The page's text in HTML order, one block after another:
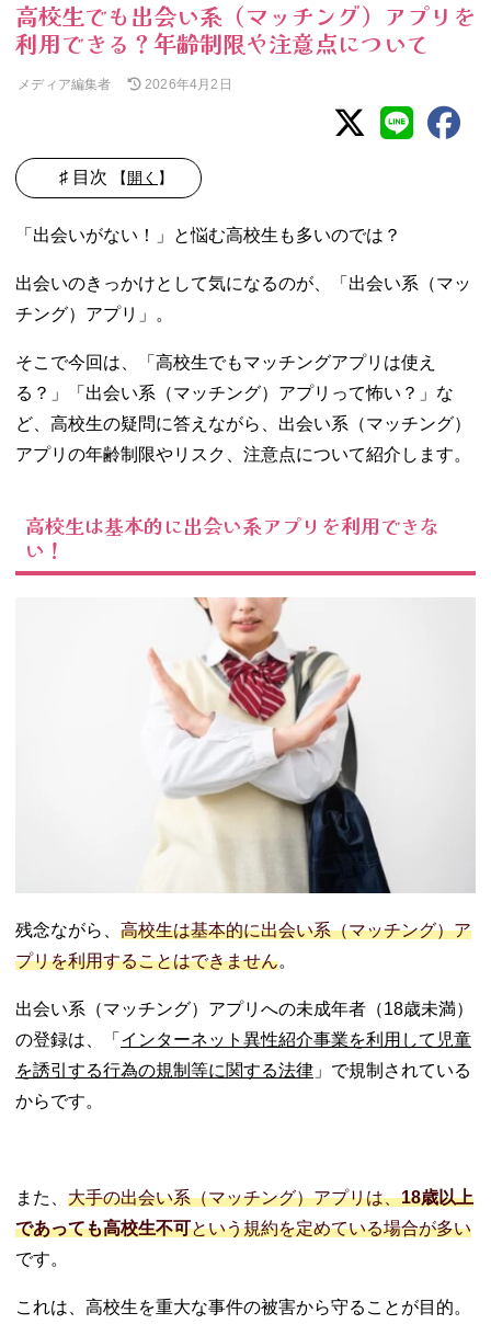
高校生でも出会い系（マッチング）アプリを
利用できる？年齢制限や注意点について
メディア編集者 2026年4月2日
♯ 目次 【開く 】
的に出会い系ア
ない！
− 主要出会
チング）ア
プリの年齢
制限一覧
02. 高校生が年齢
するリスク
03. 高校卒業後に
出会い系アプリ
認・年齢確
能付きのア
− 安易に個
人情報を教
えない
− 真面目な
出会いを期
待するなら
のトークアプリ
での出会いはあ
カップルはどこ
「出会いがない！」と悩む高校生も多いのでは？
出会いのきっかけとして気になるのが、「出会い系（マッ
チング）アプリ」。
そこで今回は、「高校生でもマッチングアプリは使え
る？」「出会い系（マッチング）アプリって怖い？」な
ど、高校生の疑問に答えながら、出会い系（マッチング）
アプリの年齢制限やリスク、注意点について紹介します。
高校生は基本的に出会い系アプリを利用できな
い！
残念ながら、 高校生は基本的に出会い系（マッチング）ア
プリを利用することはできません。
出会い系（マッチング）アプリへの未成年者（18歳未満）
の登録は、「 インターネット異性紹介事業を利用して児童
を誘引する行為の規制等に関する法律 」で規制されている
からです。
また、 大手の出会い系（マッチング）アプリは、18歳以上
であっても高校生不可という規約を定めている場合が多い
です。
これは、高校生を重大な事件の被害から守ることが目的。